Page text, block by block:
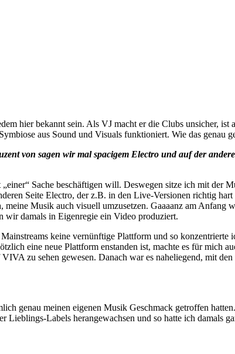
hier bekannt sein. Als VJ macht er die Clubs unsicher, ist
aus Sound und Visuals funktioniert. Wie das genau
von sagen wir mal spacigem Electro und auf der
Sache beschäftigen will. Deswegen sitze ich mit der
Seite Electro, der z.B. in den Live-Versionen richtig
Musik auch visuell umzusetzen. Gaaaanz am Anfang
wir damals in Eigenregie ein Video produziert.
keine vernünftige Plattform und so
eine neue Plattform enstanden ist, machte es für
zu sehen gewesen. Danach war es naheliegend, mit
genau meinen eigenen Musik Geschmack getroffen
Lieblings-Labels herangewachsen und so hatte ich damals